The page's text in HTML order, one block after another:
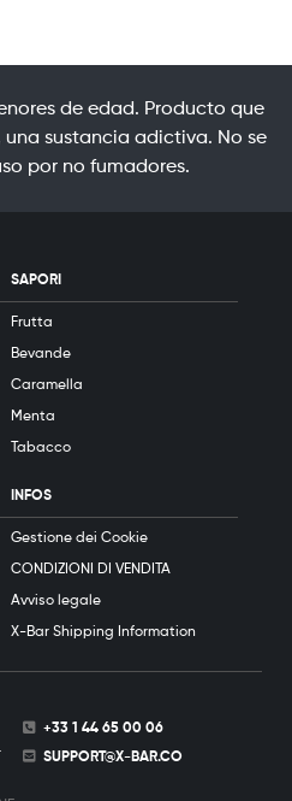
de edad. Producto que
sustancia adictiva. No se
por no fumadores.
+33 1 44 65 00 06
SUPPORT@X-BAR.CO
SAPORI
Frutta
Bevande
Caramella
Menta
Tabacco
INFOS
Gestione dei Cookie
CONDIZIONI DI VENDITA
Avviso legale
X-Bar Shipping Information